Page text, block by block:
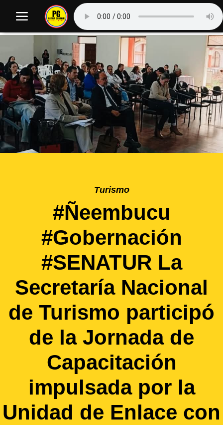
Turismo
#Ñeembucu
#Gobernación
#SENATUR La
Secretaría Nacional
de Turismo participó
de la Jornada de
Capacitación
impulsada por la
Unidad de Enlace con